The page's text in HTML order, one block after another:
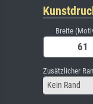
Breite
Zusätzlicher
Kein Rand